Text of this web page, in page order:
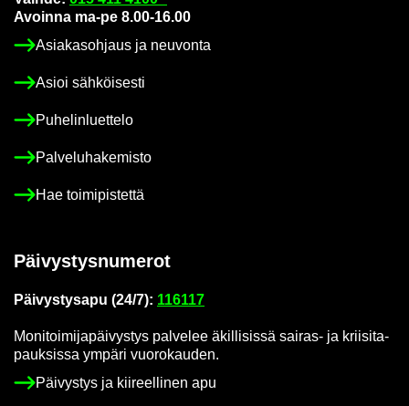
Avoin­na ma-pe 8.00-16.00
Asia­kas­oh­jaus ja neu­von­ta
Asioi säh­köi­ses­ti
Pu­he­lin­luet­te­lo
Pal­ve­lu­ha­ke­mis­to
Hae toi­mi­pis­tet­tä
Päi­vys­tys­nu­me­rot
Päi­vys­tys­a­pu (24/7): 116117
Mo­ni­toi­mi­ja­päi­vys­tys pal­ve­lee äkil­li­sis­sä sairas-​ ja krii­si­ta­
pauk­sis­sa ym­pä­ri vuo­ro­kau­den.
Päi­vys­tys ja kii­reel­li­nen apu